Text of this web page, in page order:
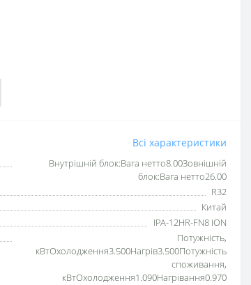
Всі характеристики
Внутрішній блок:Вага нетто8.00Зовнішній
блок:Вага нетто26.00
R32
Китай
IPA-12HR-FN8 ION
Потужність,
кВтОхолодження3.500Нагрів3.500Потужність
споживання,
кВтОхолодження1.090Нагрівання0.970